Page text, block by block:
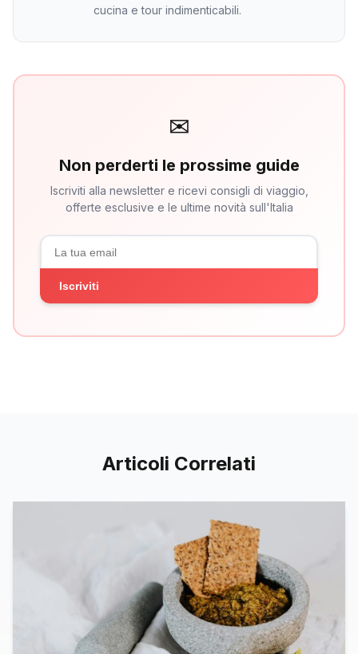
cucina e tour indimenticabili.
✉
Non perderti le prossime guide
Iscriviti alla newsletter e ricevi consigli di viaggio,
offerte esclusive e le ultime novità sull'Italia
Iscriviti
Articoli Correlati